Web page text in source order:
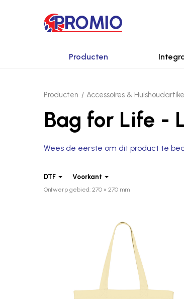
Producten
Producten Accessoires &
Bag for Life -
Wees de eerste om dit product te
DTF Voorkant
Ontwerp gebied: 270 × 270 mm